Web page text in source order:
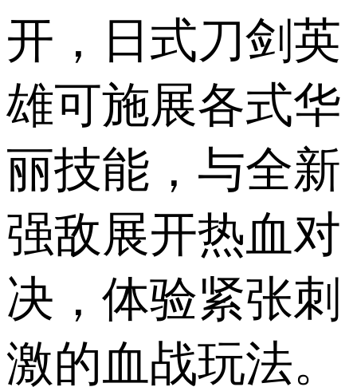
开，日式刀剑英
雄可施展各式华
丽技能，与全新
强敌展开热血对
决，体验紧张刺
激的血战玩法。